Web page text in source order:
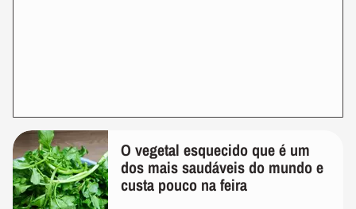
O vegetal esquecido que é um
dos mais saudáveis do mundo e
custa pouco na feira